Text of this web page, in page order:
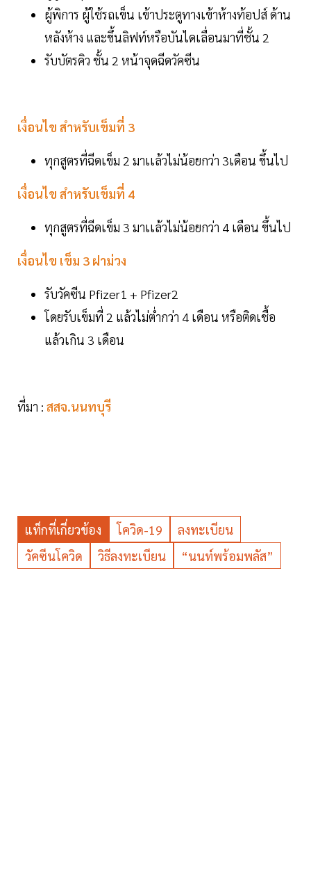
ผู้พิการ ผู้ใช้รถเข็น เข้าประตูทางเข้าห้างท้อปส์ ด้าน
หลังห้าง และขึ้นลิฟท์หรือบันไดเลื่อนมาที่ชั้น 2
รับบัตรคิว ชั้น 2 หน้าจุดฉีดวัคซีน
เงื่อนไข สำหรับเข็มที่ 3
ทุกสูตรที่ฉีดเข็ม 2 มาเเล้วไม่น้อยกว่า 3เดือน ขึ้นไป
เงื่อนไข สำหรับเข็มที่ 4
ทุกสูตรที่ฉีดเข็ม 3 มาเเล้วไม่น้อยกว่า 4 เดือน ขึ้นไป
เงื่อนไข เข็ม 3 ฝาม่วง
รับวัคซีน Pfizer1 + Pfizer2
โดยรับเข็มที่ 2 แล้วไม่ต่ำกว่า 4 เดือน หรือติดเชื้อ
แล้วเกิน 3 เดือน
ที่มา : สสจ.นนทบุรี
แท็กที่เกี่ยวข้อง โควิด-19
ลงทะเบียน
วัคซีนโควิด
วิธีลงทะเบียน “นนท์พร้อมพลัส”